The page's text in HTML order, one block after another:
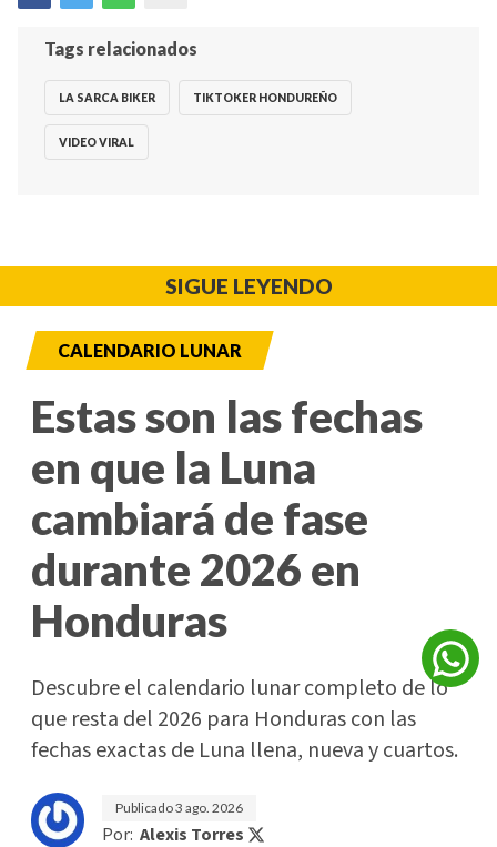
Tags relacionados
LA SARCA BIKER TIKTOKER HONDUREÑO
VIDEO VIRAL
SIGUE LEYENDO
CALENDARIO LUNAR
Estas son las fechas
en que la Luna
cambiará de fase
durante 2026 en
Honduras
Descubre el calendario lunar completo de lo
que resta del 2026 para Honduras con las
fechas exactas de Luna llena, nueva y cuartos.
Publicado3 ago. 2026
Por: Alexis Torres